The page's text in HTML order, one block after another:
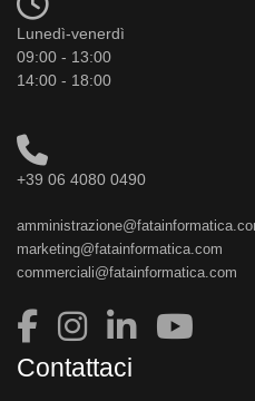
Lunedì-venerdì
09:00 - 13:00
14:00 - 18:00
+39 06 4080 0490
marketing@fatainformatica.com
commerciali@fatainformatica.com
Contattaci